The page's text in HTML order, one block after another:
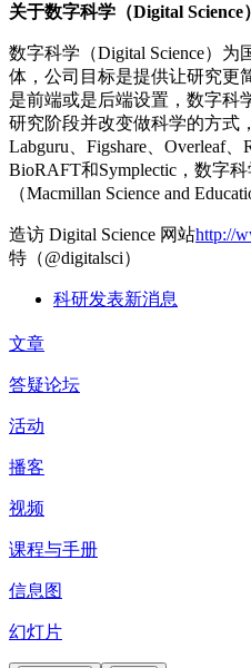
关于数字科学（Digital Science）
数字科学（Digital Science）
体，公司目标是提供让研究更
是前端或是后端设置，数字科
研究阶段并改变做科学的方式
Labguru、Figshare、Overleaf、
BioRAFT和Symplectic，数字
（Macmillan Science and
造访 Digital Science 网站http://
特（@digitalsci）
科研发表新消息
文章
答疑论坛
活动
播客
视频
课程与手册
信息图
幻灯片